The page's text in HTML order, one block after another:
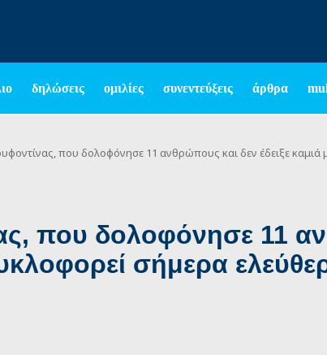
δηλώσεις ομιλίες συνεντεύξεις άρθρα
που δολοφόνησε 11 ανθρώπους και δεν έδειξε καμιά
που δολοφόνησε 11
σήμερα